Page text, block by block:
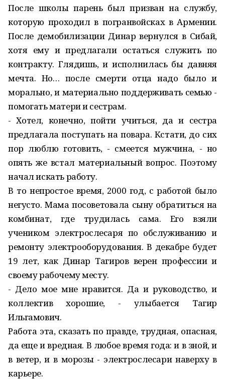
После школы парень был призван на службу,
которую проходил в погранвойсках в Армении.
После демобилизации Динар вернулся в Сибай,
хотя ему и предлагали остаться служить по
контракту. Глядишь, и исполнилась бы давняя
мечта. Но… после смерти отца надо было и
морально, и материально поддерживать семью -
помогать матери и сестрам.
- Хотел, конечно, пойти учиться, да и сестра
предлагала поступать на повара. Кстати, до сих
пор люблю готовить, - смеется мужчина, - но
опять же встал материальный вопрос. Поэтому
начал искать работу.
В то непростое время, 2000 год, с работой было
негусто. Мама посоветовала сыну обратиться на
комбинат, где трудилась сама. Его взяли
учеником электрослесаря по обслуживанию и
ремонту электрооборудования. В декабре будет
19 лет, как Динар Тагиров верен профессии и
своему рабочему месту.
- Дело мое мне нравится. Да и руководство, и
коллектив хорошие, - улыбается Тагир
Ильгамович.
Работа эта, сказать по правде, трудная, опасная,
да еще и вредная. В любое время года: и в зной, и
в ветер, и в морозы - электрослесари наверху в
карьере.